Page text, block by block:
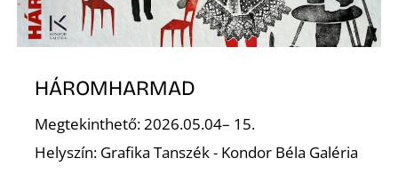
HÁROMHARMAD
Megtekinthető: 2026.05.04– 15.
Helyszín: Grafika Tanszék - Kondor Béla Galéria